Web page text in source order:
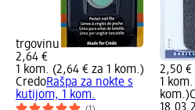
trgovinu
2,64 €
1 kom. (2,64 € za 1 kom.)
CredoRašpa za nokte s
kutijom, 1 kom.
2,50 €
1
kom.)